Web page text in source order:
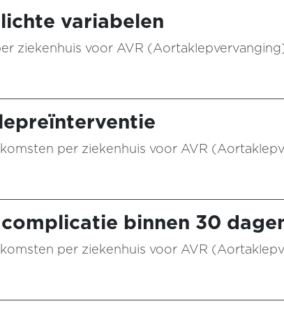
variabelen
ziekenhuis voor AVR
per ziekenhuis voor AVR
binnen 30
per ziekenhuis voor AVR